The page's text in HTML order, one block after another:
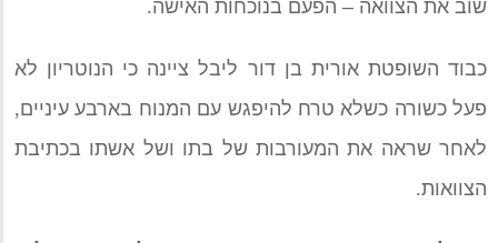
שוב את הצוואה – הפעם בנוכחות האישה.
כבוד השופטת אורית בן דור ליבל ציינה כי הנוטריון לא
פעל כשורה כשלא טרח להיפגש עם המנוח בארבע עיניים,
לאחר שראה את המעורבות של בתו ושל אשתו בכתיבת
הצוואות.